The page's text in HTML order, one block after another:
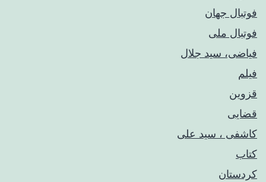
فوتبال جهان
فوتبال ملی
فیاضی، سید جلال
فیلم
قزوین
قضایی
کاشفی ، سید علی
کتاب
کردستان